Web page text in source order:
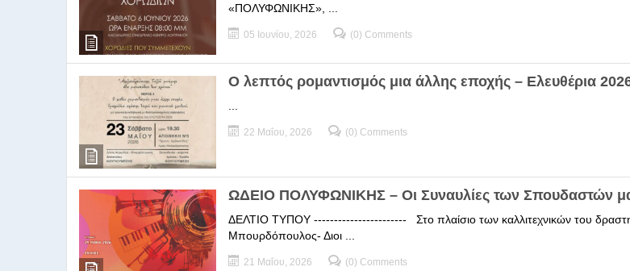
«ΠΟΛΥΦΩΝΙΚΗΣ», ...
05 Ιουνίου, 2026 (0) Comments
Ο λεπτός ρομαντισμός μια άλλης εποχής – Ελευθέρια
22 Μαΐου, 2026 (0) Comments
ΩΔΕΙΟ ΠΟΛΥΦΩΝΙΚΗΣ – Οι Συναυλίες των Σπουδαστών
ΔΕΛΤΙΟ ΤΥΠΟΥ ----------------------- Στο πλαίσιο των καλλιτεχνικών του
Μπουρδόπουλος- Διοι ...
21 Μαΐου, 2026 (0) Comments